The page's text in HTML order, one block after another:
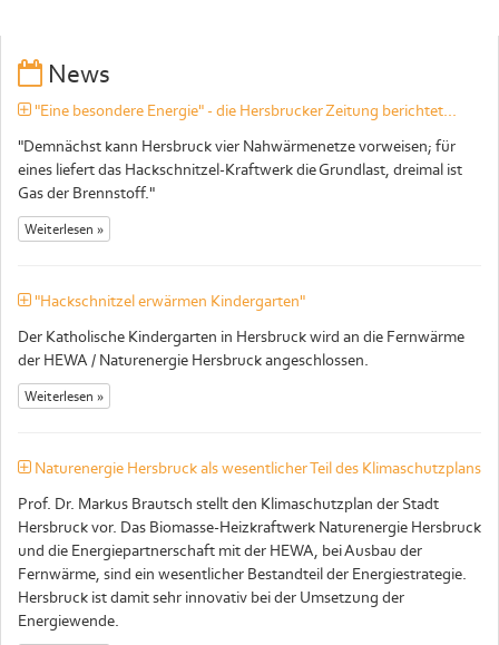
News
"Eine besondere Energie" - die Hersbrucker Zeitung berichtet...
"Demnächst kann Hersbruck vier Nahwärmenetze vorweisen; für
eines liefert das Hackschnitzel-Kraftwerk die Grundlast, dreimal ist
Gas der Brennstoff."
Weiterlesen »
"Hackschnitzel erwärmen Kindergarten"
Der Katholische Kindergarten in Hersbruck wird an die Fernwärme
der HEWA / Naturenergie Hersbruck angeschlossen.
Weiterlesen »
Naturenergie Hersbruck als wesentlicher Teil des Klimaschutzplans
Prof. Dr. Markus Brautsch stellt den Klimaschutzplan der Stadt
Hersbruck vor. Das Biomasse-Heizkraftwerk Naturenergie Hersbruck
und die Energiepartnerschaft mit der HEWA, bei Ausbau der
Fernwärme, sind ein wesentlicher Bestandteil der Energiestrategie.
Hersbruck ist damit sehr innovativ bei der Umsetzung der
Energiewende.